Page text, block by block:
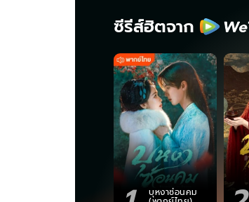
ซีรีส์ฮิตจาก
บุหงาซ่อนคม